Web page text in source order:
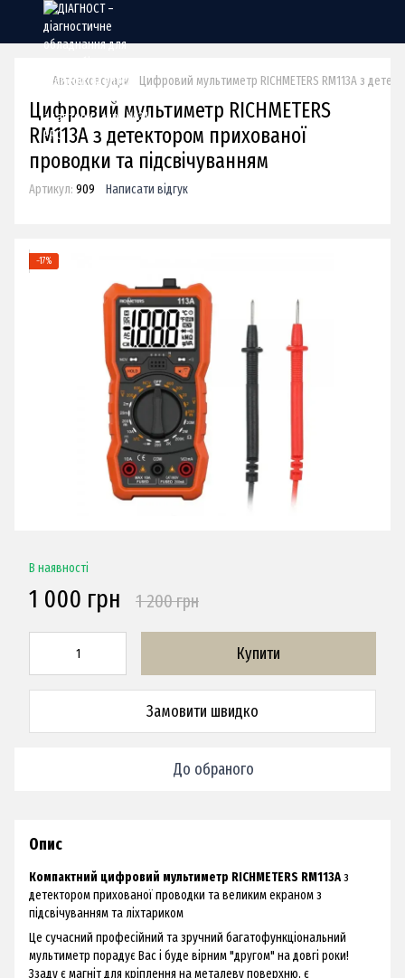
Автоаксесуари Цифровий мультиметр RICHMETERS RM113A з
Цифровий мультиметр RICHMETERS
RM113A з детектором прихованої
проводки та підсвічуванням
Артикул: 909 Написати відгук
−17%
В наявності
1 000 грн 1 200 грн
Купити
Замовити швидко
До обраного
Опис
Компактний цифровий мультиметр RICHMETERS RM113Aз
детектором прихованої проводки та великим екраном з
підсвічуванням та ліхтариком
Це сучасний професійний та зручний багатофункціональний
мультиметр порадує Вас і буде вірним "другом" на довгі роки!
Ззаду є магніт для кріплення на металеву поверхню, є